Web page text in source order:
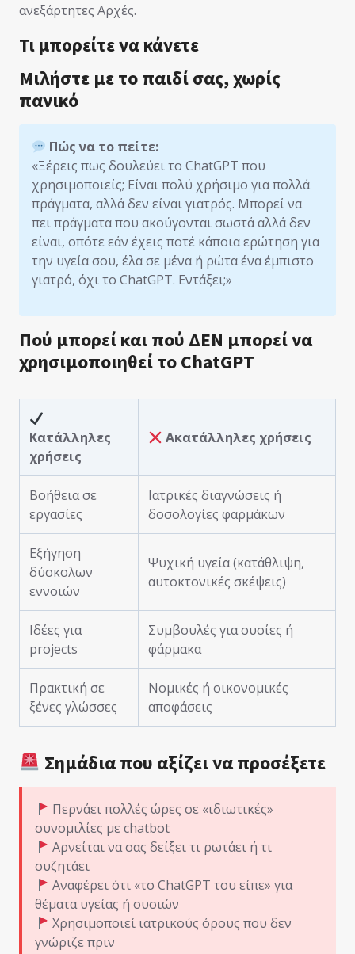
ανεξάρτητες Αρχές.
Τι μπορείτε να κάνετε
Μιλήστε με το παιδί σας, χωρίς
πανικό
Πώς να το πείτε:
«Ξέρεις πως δουλεύει το ChatGPT που
χρησιμοποιείς; Είναι πολύ χρήσιμο για πολλά
πράγματα, αλλά δεν είναι γιατρός. Μπορεί να
πει πράγματα που ακούγονται σωστά αλλά δεν
είναι, οπότε εάν έχεις ποτέ κάποια ερώτηση για
την υγεία σου, έλα σε μένα ή ρώτα ένα έμπιστο
γιατρό, όχι το ChatGPT. Εντάξει;»
Πού μπορεί και πού ΔΕΝ μπορεί να
χρησιμοποιηθεί το ChatGPT
Κατάλληλες
χρήσεις
Ακατάλληλες χρήσεις
Βοήθεια σε
εργασίες
Ιατρικές διαγνώσεις ή
δοσολογίες φαρμάκων
Εξήγηση
δύσκολων
εννοιών
Ψυχική υγεία (κατάθλιψη,
αυτοκτονικές σκέψεις)
Ιδέες για
projects
Συμβουλές για ουσίες ή
φάρμακα
Πρακτική σε
ξένες γλώσσες
Νομικές ή οικονομικές
αποφάσεις
Σημάδια που αξίζει να προσέξετε
Περνάει πολλές ώρες σε «ιδιωτικές»
συνομιλίες με chatbot
Αρνείται να σας δείξει τι ρωτάει ή τι
συζητάει
Αναφέρει ότι «το ChatGPT του είπε» για
θέματα υγείας ή ουσιών
Χρησιμοποιεί ιατρικούς όρους που δεν
γνώριζε πριν